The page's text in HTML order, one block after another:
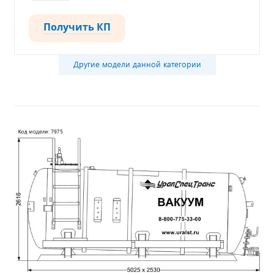
Получить КП
Другие модели данной категории